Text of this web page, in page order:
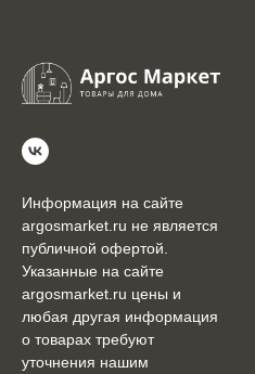
Информация на сайте
argosmarket.ru не является
публичной офертой.
Указанные на сайте
argosmarket.ru цены и
любая другая информация
о товарах требуют
уточнения нашим